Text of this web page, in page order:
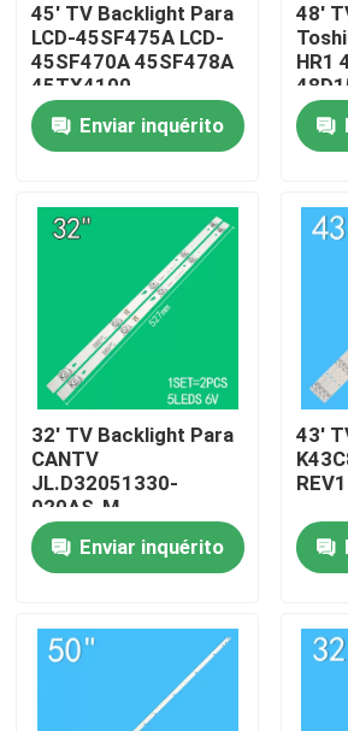
Casa
Produtos
Excursão da fábrica
Controle da qualidade
Contacte-nos
Notícia
Peça umas citações
Iluminação de fundo de TV LED
45' TV Backlight Para
LCD-45SF475A LCD-
45SF470A 45SF478A
45TX4100
3P45UM003 A0
3P45UM001 A9
ECHOM-0345UM002
Enviar inquérito
48'
HR1
32' TV Backlight Para
CANTV
JL.D32051330-
020AS-M
32HR332M05A1 V3
4D-LE3202-YC1P0Z1
Enviar inquérito
43'